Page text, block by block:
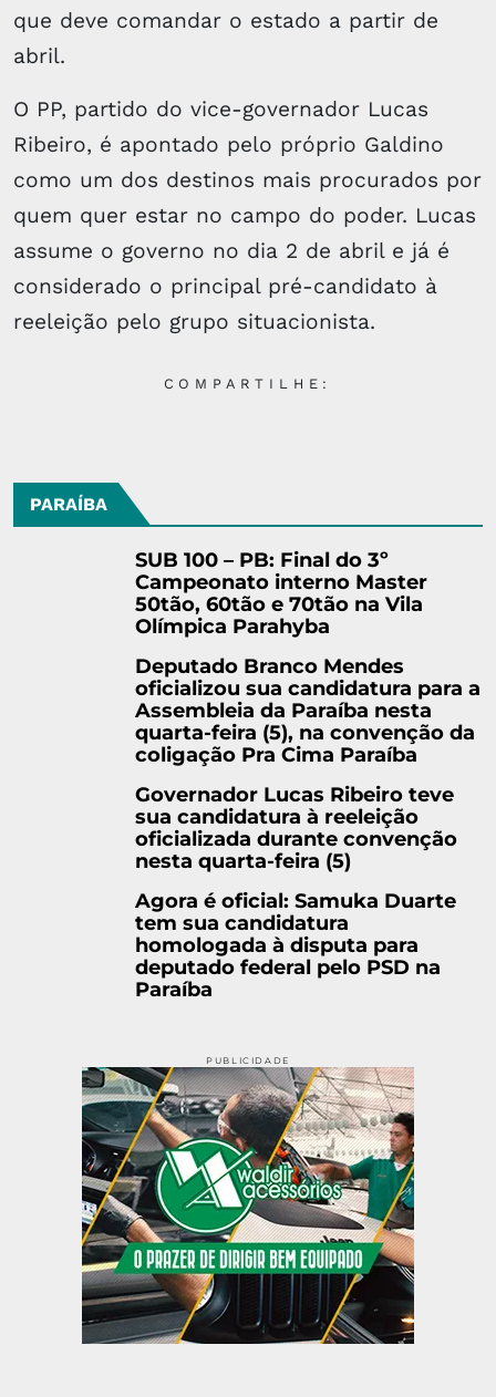
que deve comandar o estado a partir de
abril.
O PP, partido do vice-governador Lucas
Ribeiro, é apontado pelo próprio Galdino
como um dos destinos mais procurados por
quem quer estar no campo do poder. Lucas
assume o governo no dia 2 de abril e já é
considerado o principal pré-candidato à
reeleição pelo grupo situacionista.
COMPARTILHE:
PARAÍBA
SUB 100 – PB: Final do 3º
Campeonato interno Master
50tão, 60tão e 70tão na Vila
Olímpica Parahyba
Deputado Branco Mendes
oficializou sua candidatura para a
Assembleia da Paraíba nesta
quarta-feira (5), na convenção da
coligação Pra Cima Paraíba
Governador Lucas Ribeiro teve
sua candidatura à reeleição
oficializada durante convenção
nesta quarta-feira (5)
Agora é oficial: Samuka Duarte
tem sua candidatura
homologada à disputa para
deputado federal pelo PSD na
Paraíba
PUBLICIDADE